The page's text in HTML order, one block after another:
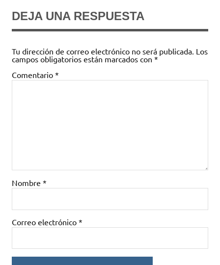
DEJA UNA RESPUESTA
Tu dirección de correo electrónico no será publicada. Los
campos obligatorios están marcados con *
Comentario *
Nombre *
Correo electrónico *